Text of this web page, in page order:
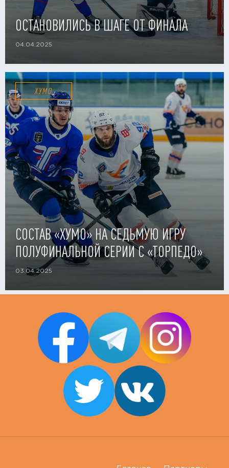
ОСТАНОВИЛИСЬ В ШАГЕ ОТ ФИНАЛА
04.04.2025
ХУМО
СОСТАВ «ХУМО» НА СЕДЬМУЮ ИГРУ
ПОЛУФИНАЛЬНОЙ СЕРИИ С «ТОРПЕДО»
03.04.2025